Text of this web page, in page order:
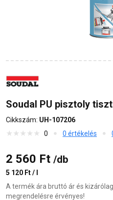
Soudal PU pisztoly
Cikkszám: UH-107206
0
0 értékelés
2 560 Ft /db
5 120 Ft / l
A termék ára bruttó ár és
megrendelésre érvényes!